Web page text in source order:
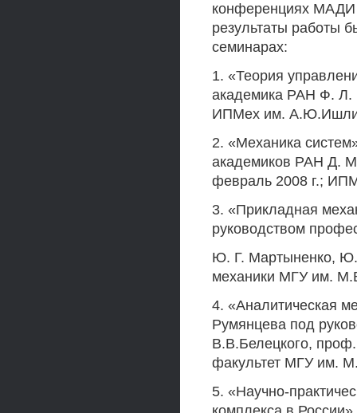
конференциях МАДИ
результаты работы
семинарах:
1. «Теория
академика РАН Ф. Л.
ИПМех им.
2. «Механика
академиков РАН Д.
февраль 2008 г.;
3. «Прикладная
руководством
Ю. Г. Мартыненко, Ю.
механики МГУ им.
4. «Аналитическая
Румянцева под
В.В.Белецкого, проф.
факультет МГУ им.
5. «Научно-